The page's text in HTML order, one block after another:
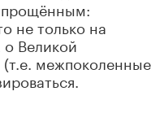
не только на
о Великой
межпоколенные